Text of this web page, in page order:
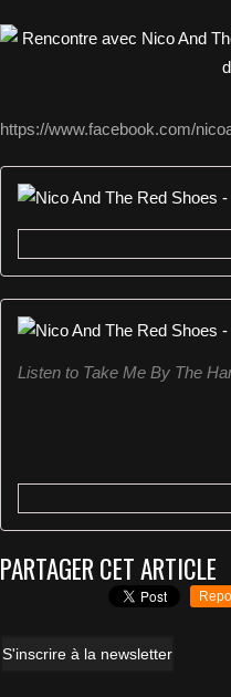
https://www.facebook.com/
Listen to Take Me By The
PARTAGER CET ARTICLE
S'inscrire à la newsletter